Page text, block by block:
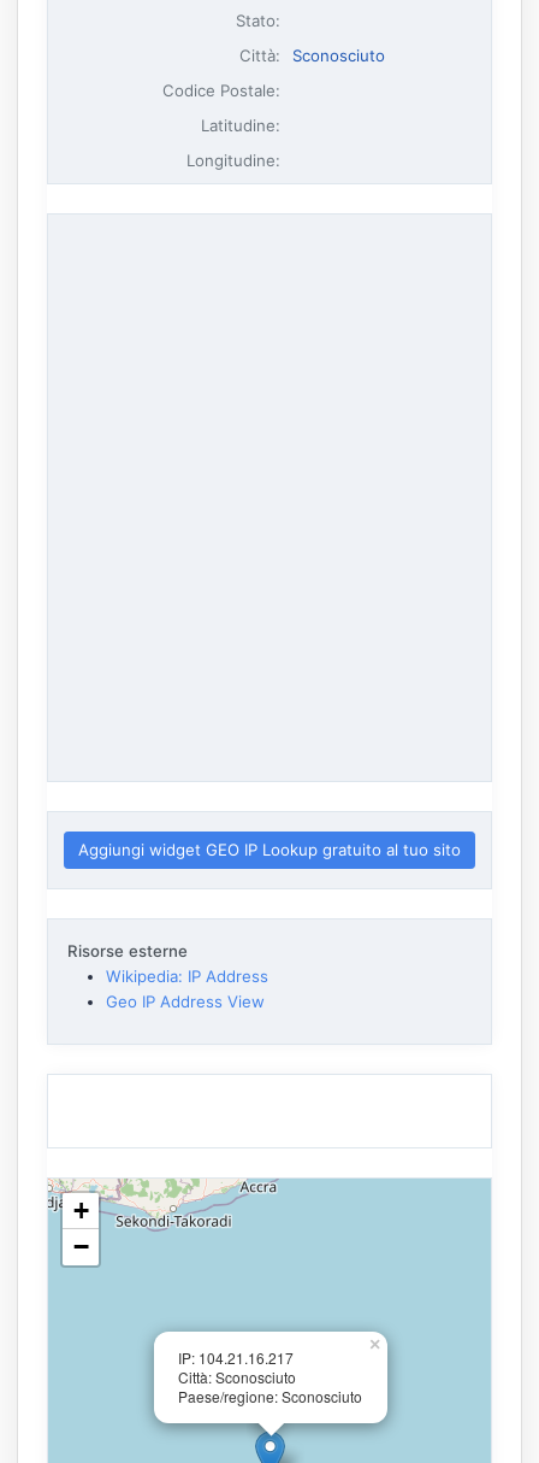
Stato:
Città:
Sconosciuto
Codice Postale:
Latitudine:
Longitudine:
Aggiungi widget GEO IP Lookup gratuito al tuo sito
Risorse esterne
Wikipedia: IP Address
Geo IP Address View
IP: 104.21.16.217
Città: Sconosciuto
Paese/regione: Sconosciuto
×
+
−